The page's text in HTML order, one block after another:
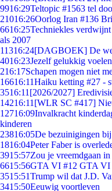
9916:29Teltopic #1563 tel
21016:26Oorlog Iran #136
6616:25Techniekles
als 2007
11316:24[DAGBOEK] De
4016:23Jezelf gelukkig
216:17Schapen mogen niet
16616:11Haiku ketting #27 -
3516:11 [2026/2027]
14216:11 [WLR SC #417]
12716:09Invalkracht
kinderen
23816:05De bezuinigingen
1816:04Peter Faber is
3915:57Zou je vreemdgaan
6615:56GTA VI #12 GTA VI
3515:51Trump wil dat J.D.
3415:50Eeuwig voortleven